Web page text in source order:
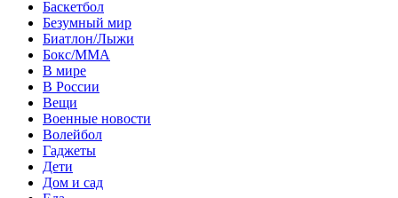
Баскетбол
Безумный мир
Биатлон/Лыжи
Бокс/MMA
В мире
В России
Вещи
Военные новости
Волейбол
Гаджеты
Дети
Дом и сад